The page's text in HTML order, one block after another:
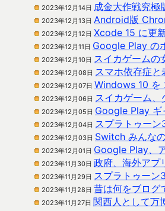
2023年12月14日 成金大作戦究極
2023年12月13日 Android版
2023年12月12日 Xcode 15 に更
2023年12月11日 Google Play の
2023年12月10日 スイカゲームの
2023年12月08日 スマホ依存症
2023年12月07日 Windows 10 を
2023年12月06日 スイカゲーム、
2023年12月05日 Google Play ギ
2023年12月04日 スプラトゥー
2023年12月03日 Switch みんな
2023年12月01日 Google Play、
2023年11月30日 政府、海外アプ
2023年11月29日 スプラトゥーン
2023年11月28日 昔は何をブログ
2023年11月27日 関西人として万